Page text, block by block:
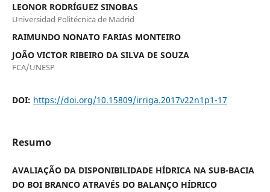
LEONOR RODRÍGUEZ SINOBAS
Universidad Politécnica de Madrid
RAIMUNDO NONATO FARIAS MONTEIRO
JOÃO VICTOR RIBEIRO DA SILVA DE SOUZA
FCA/UNESP
DOI: https://doi.org/10.15809/irriga.2017v22n1p1-17
Resumo
AVALIAÇÃO DA DISPONIBILIDADE HÍDRICA NA SUB-BACIA
DO BOI BRANCO ATRAVÉS DO BALANÇO HÍDRICO